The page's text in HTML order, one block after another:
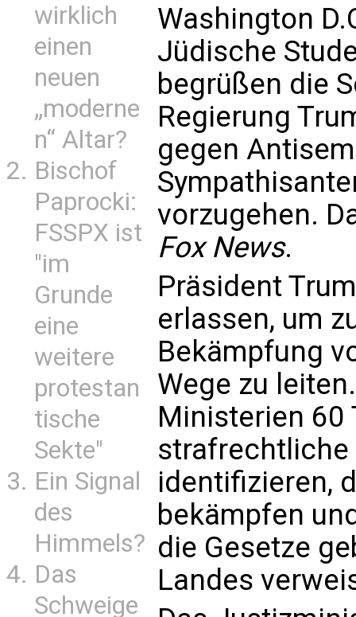
wirklich
einen
neuen
„moderne
n“ Altar?
Bischof
Paprocki:
FSSPX ist
"im
Grunde
eine
weitere
protestan
tische
Sekte"
Ein Signal
des
Himmels?
Das
Schweige
Washington
Jüdische
begrüßen die
Regierung
gegen
vorzugehen.
Fox News.
Präsident
erlassen, um
Bekämpfung
Wege zu
Ministerien 60
strafrechtliche
identifizieren,
bekämpfen
die Gesetze
Landes